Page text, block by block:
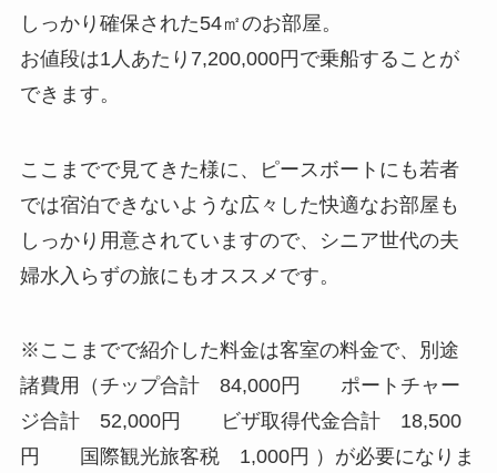
しっかり確保された54㎡のお部屋。
お値段は1人あたり7,200,000円で乗船することが
できます。
ここまでで見てきた様に、ピースボートにも若者
では宿泊できないような広々した快適なお部屋も
しっかり用意されていますので、シニア世代の夫
婦水入らずの旅にもオススメです。
※ここまでで紹介した料金は客室の料金で、別途
諸費用（チップ合計 84,000円 ポートチャー
ジ合計 52,000円 ビザ取得代金合計 18,500
円 国際観光旅客税 1,000円 ）が必要になりま